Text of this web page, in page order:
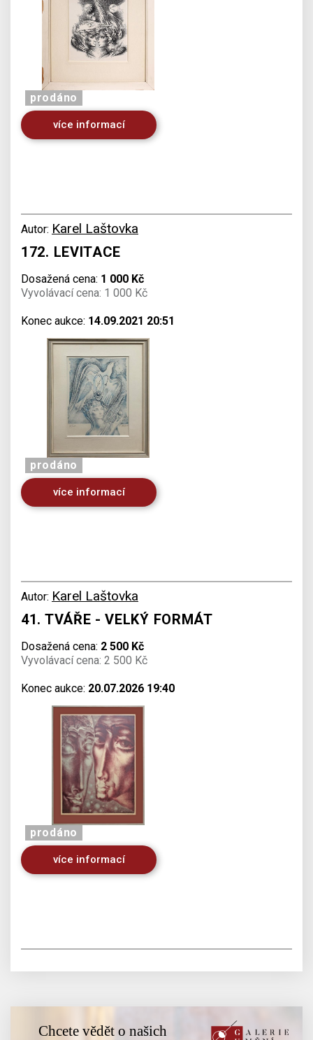
prodáno
více informací
Autor: Karel Laštovka
172. LEVITACE
Dosažená cena: 1 000 Kč
Vyvolávací cena: 1 000 Kč
Konec aukce: 14.09.2021 20:51
prodáno
více informací
Autor: Karel Laštovka
41. TVÁŘE - VELKÝ FORMÁT
Dosažená cena: 2 500 Kč
Vyvolávací cena: 2 500 Kč
Konec aukce: 20.07.2026 19:40
prodáno
více informací
Chcete vědět o našich